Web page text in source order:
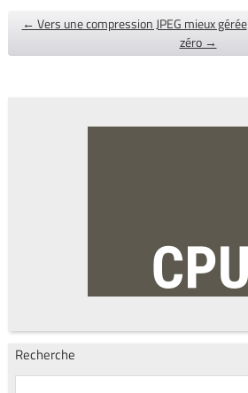
← Vers une compression JPEG mieux gérée
zéro →
Recherche